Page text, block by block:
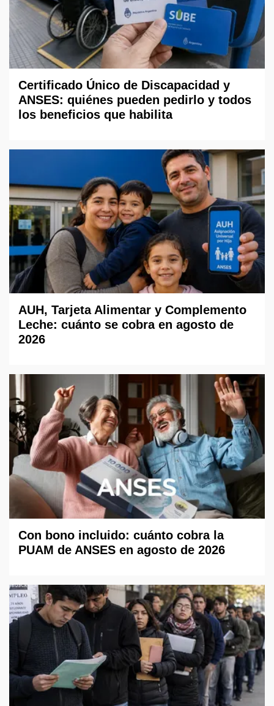
Certificado Único de Discapacidad y
ANSES: quiénes pueden pedirlo y todos
los beneficios que habilita
AUH, Tarjeta Alimentar y Complemento
Leche: cuánto se cobra en agosto de
2026
Con bono incluido: cuánto cobra la
PUAM de ANSES en agosto de 2026